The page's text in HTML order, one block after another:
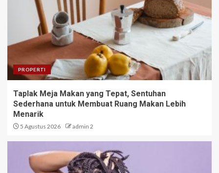
PROPERTI
Taplak Meja Makan yang Tepat, Sentuhan
Sederhana untuk Membuat Ruang Makan Lebih
Menarik
5 Agustus 2026 admin 2